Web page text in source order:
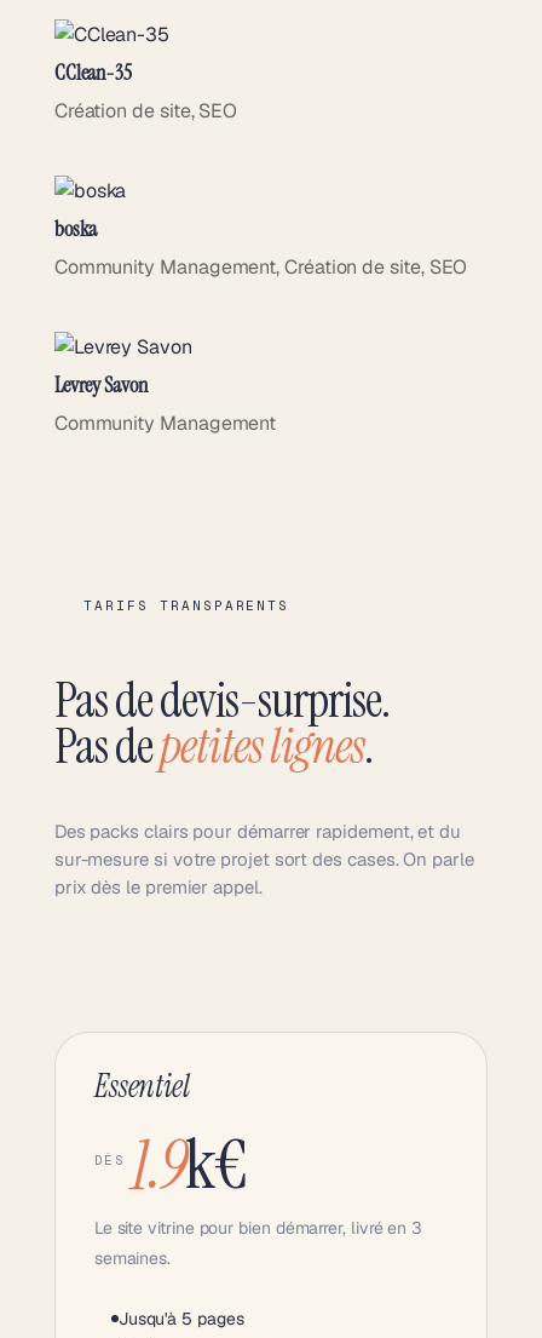
CClean-35
Création de site,SEO
boska
Community Management,Création de site, SEO
Levrey Savon
Community Management
TARIFS TRANSPARENTS
Pas de devis-surprise.
Pas depetites lignes.
Des packs clairs pour démarrer rapidement, et du
sur-mesure si votre projet sort des cases. On parle
prix dès le premier appel.
Essentiel
DÈS 1.9k€
Le site vitrine pour bien démarrer, livré en 3
semaines.
Jusqu'à 5 pages